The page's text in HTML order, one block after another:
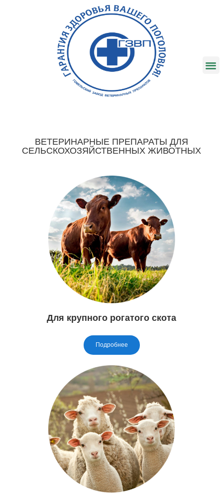
ВЕТЕРИНАРНЫЕ ПРЕПАРАТЫ ДЛЯ
СЕЛЬСКОХОЗЯЙСТВЕННЫХ ЖИВОТНЫХ
Для крупного рогатого скота
Подробнее